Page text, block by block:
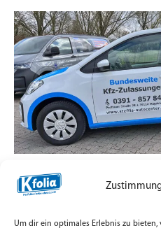
Um dir ein optimales Erlebnis zu
Zulassungsdienst mit
Standard-Aufkleber